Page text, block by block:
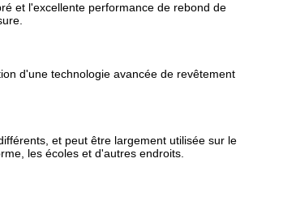
et l'excellente performance de rebond de
d'une technologie avancée de revêtement
et peut être largement utilisée sur le
les écoles et d'autres endroits.